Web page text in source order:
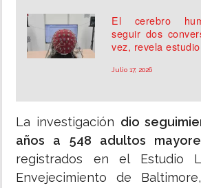
El cerebro
seguir dos
vez, revela estudio
Julio 17, 2026
La investigación dio
años a 548 adultos
registrados en el Estudio
Envejecimiento de